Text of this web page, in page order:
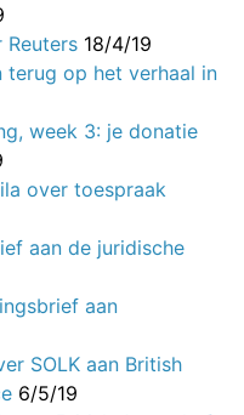
18/4/19
op het verhaal in
week 3: je donatie
over toespraak
aan de juridische
aan
SOLK aan British
6/5/19